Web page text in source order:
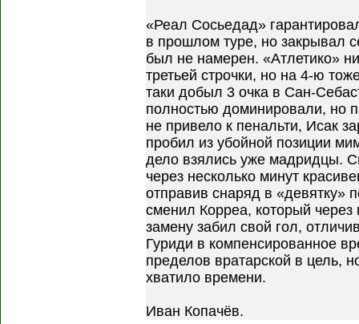
«Реал Сосьедад»
в прошлом туре, но закрывал
был не намерен. «Атлетико»
третьей строчки, но на 4-ю
таки добыл 3 очка в Сан-
полностью доминировали, но
не привело к пенальти, Исак
пробил из убойной позиции
дело взялись уже мадридцы.
через несколько минут
отправив снаряд в «девятку»
сменил Корреа, который
замену забил свой гол,
Гуриди в компенсированное
пределов вратарской в цель,
хватило времени.
Иван Копачёв.